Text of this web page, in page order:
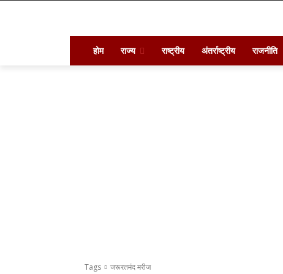
होम राज्य राष्ट्रीय अंतर्राष्ट्रीय राजनीति
Tags जरूरतमंद मरीज